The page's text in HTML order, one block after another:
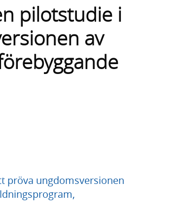
pilotstudie i
av
pröva ungdomsversionen